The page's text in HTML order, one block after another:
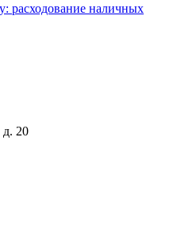
расходование наличных
20